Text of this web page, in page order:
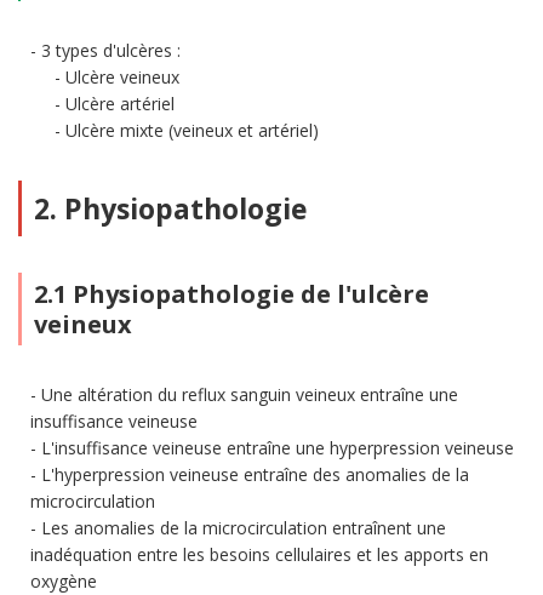
3 types d'ulcères :
Ulcère veineux
Ulcère artériel
Ulcère mixte (veineux et artériel)
2. Physiopathologie
2.1 Physiopathologie de l'ulcère
veineux
Une altération du reflux sanguin veineux entraîne une
insuffisance veineuse
L'insuffisance veineuse entraîne une hyperpression veineuse
L'hyperpression veineuse entraîne des anomalies de la
microcirculation
Les anomalies de la microcirculation entraînent une
inadéquation entre les besoins cellulaires et les apports en
oxygène